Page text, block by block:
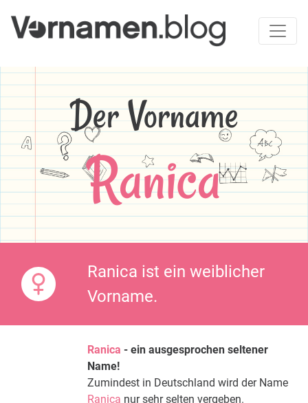
Der Vorname
Ranica
Ranica ist ein weiblicher
Vorname.
Ranica - ein ausgesprochen seltener
Name!
Zumindest in Deutschland wird der Name
Ranica nur sehr selten vergeben.